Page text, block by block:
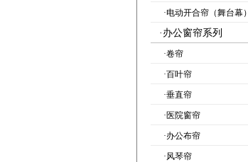
·电动开合帘（舞台幕）
· 办公窗帘系列
·卷帘
·百叶帘
·垂直帘
· 医院窗帘
·办公布帘
·风琴帘